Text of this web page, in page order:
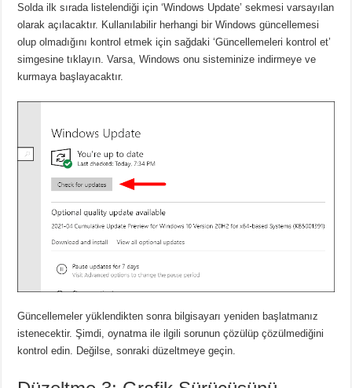
Solda ilk sırada listelendiği için ‘Windows Update’ sekmesi varsayılan
olarak açılacaktır. Kullanılabilir herhangi bir Windows güncellemesi
olup olmadığını kontrol etmek için sağdaki ‘Güncellemeleri kontrol et’
simgesine tıklayın. Varsa, Windows onu sisteminize indirmeye ve
kurmaya başlayacaktır.
Güncellemeler yüklendikten sonra bilgisayarı yeniden başlatmanız
istenecektir. Şimdi, oynatma ile ilgili sorunun çözülüp çözülmediğini
kontrol edin. Değilse, sonraki düzeltmeye geçin.